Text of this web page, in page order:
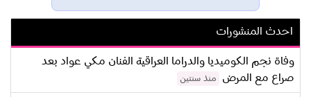
احدث المنشورات
وفاة نجم الكوميديا والدراما العراقية الفنان مكي عواد بعد
صراع مع المرض
منذ سنتين